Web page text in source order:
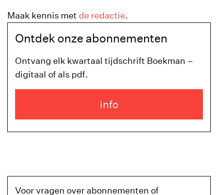
Maak kennis met de redactie.
Ontdek onze abonnementen
Ontvang elk kwartaal tijdschrift Boekman –
digitaal of als pdf.
info
Voor vragen over abonnementen of